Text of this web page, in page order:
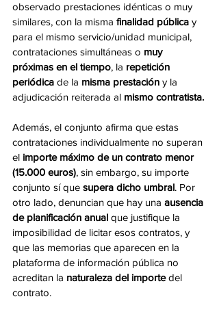
observado prestaciones idénticas o muy
similares, con la misma finalidad pública y
para el mismo servicio/unidad municipal,
contrataciones simultáneas o muy
próximas en el tiempo, la repetición
periódica de la misma prestación y la
adjudicación reiterada al mismo contratista.
Además, el conjunto afirma que estas
contrataciones individualmente no superan
el importe máximo de un contrato menor
(15.000 euros), sin embargo, su importe
conjunto sí que supera dicho umbral. Por
otro lado, denuncian que hay una ausencia
de planificación anual que justifique la
imposibilidad de licitar esos contratos, y
que las memorias que aparecen en la
plataforma de información pública no
acreditan la naturaleza del importe del
contrato.